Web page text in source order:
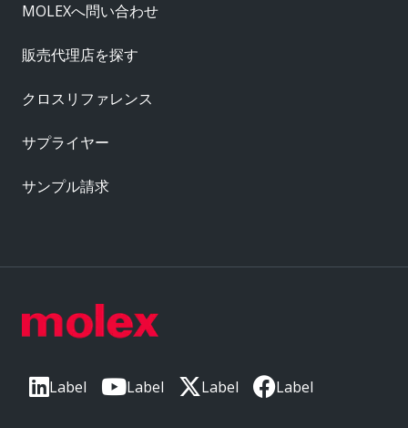
Label Label Label Label
MOLEXへ問い合わせ
販売代理店を探す
クロスリファレンス
サプライヤー
サンプル請求